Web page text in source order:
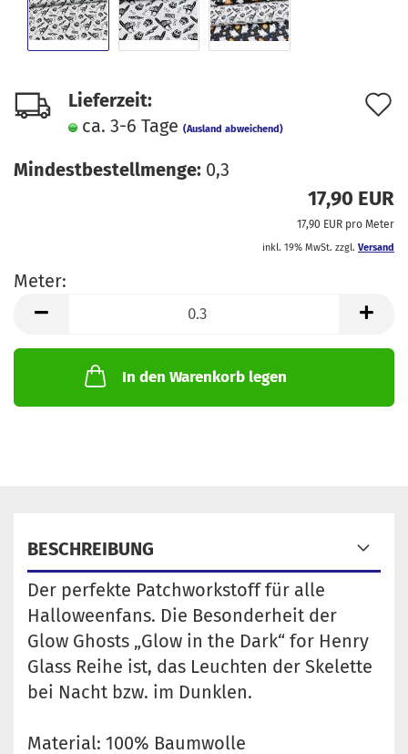
Lieferzeit:
ca. 3-6 Tage (Ausland abweichend)
Mindestbestellmenge: 0,3
17,90 EUR
17,90 EUR pro Meter
inkl. 19% MwSt. zzgl. Versand
Meter:
Meter
In den Warenkorb legen
BESCHREIBUNG
Der perfekte Patchworkstoff für alle
Halloweenfans. Die Besonderheit der
Glow Ghosts „Glow in the Dark“ for Henry
Glass Reihe ist, das Leuchten der Skelette
bei Nacht bzw. im Dunklen.
Material: 100% Baumwolle